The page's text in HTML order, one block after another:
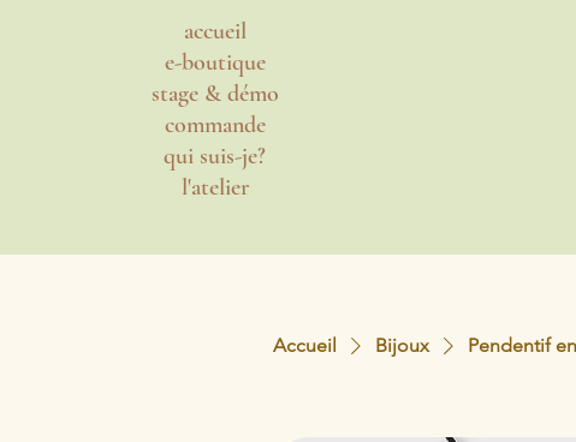
accueil
e-boutique
stage & démo
commande
qui suis-je?
l'atelier
Accueil Bijoux Pendentif